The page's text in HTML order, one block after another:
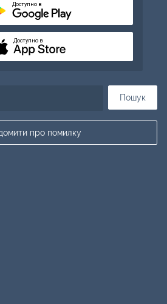
Пошук
про помилку
Доступно в
Доступно в